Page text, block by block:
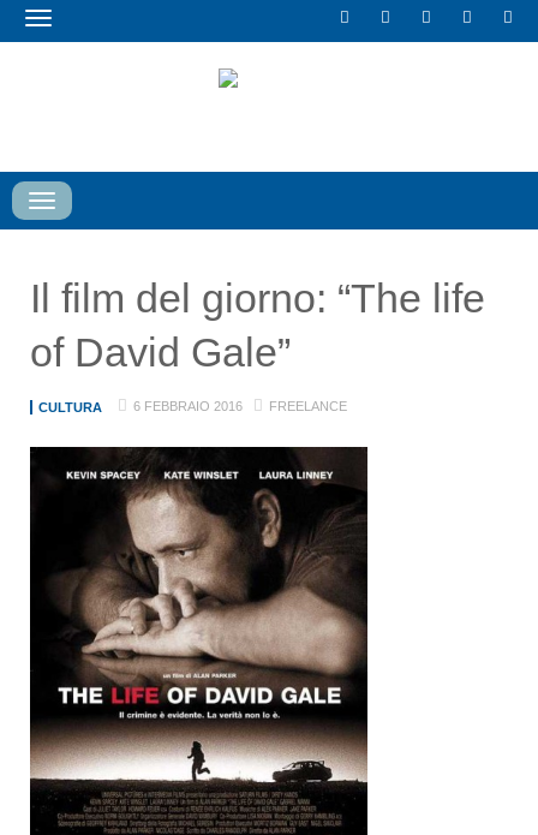
Toggle
Toggle
navigation
Il film del giorno: “The life
of David Gale”
CULTURA 6 FEBBRAIO 2016 FREELANCE